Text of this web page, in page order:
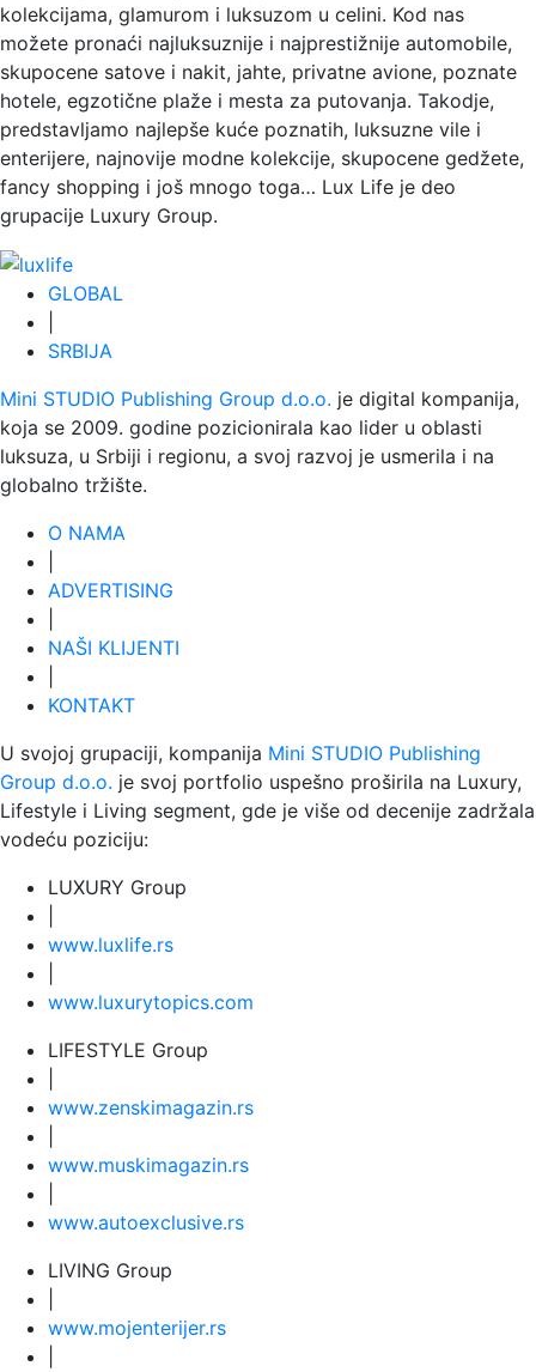
kolekcijama, glamurom i luksuzom u celini. Kod nas
možete pronaći najluksuznije i najprestižnije automobile,
skupocene satove i nakit, jahte, privatne avione, poznate
hotele, egzotične plaže i mesta za putovanja. Takodje,
predstavljamo najlepše kuće poznatih, luksuzne vile i
enterijere, najnovije modne kolekcije, skupocene gedžete,
fancy shopping i još mnogo toga… Lux Life je deo
grupacije Luxury Group.
GLOBAL
SRBIJA
Mini STUDIO Publishing Group d.o.o. je digital kompanija,
koja se 2009. godine pozicionirala kao lider u oblasti
luksuza, u Srbiji i regionu, a svoj razvoj je usmerila i na
globalno tržište.
O NAMA
ADVERTISING
NAŠI KLIJENTI
KONTAKT
U svojoj grupaciji, kompanija Mini STUDIO Publishing
Group d.o.o. je svoj portfolio uspešno proširila na Luxury,
Lifestyle i Living segment, gde je više od decenije zadržala
vodeću poziciju:
LUXURY Group
www.luxlife.rs
www.luxurytopics.com
LIFESTYLE Group
www.zenskimagazin.rs
www.muskimagazin.rs
www.autoexclusive.rs
LIVING Group
www.mojenterijer.rs